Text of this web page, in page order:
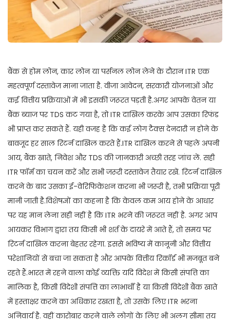
बैंक से होम लोन, कार लोन या पर्सनल लोन लेने के दौरान ITR एक
महत्वपूर्ण दस्तावेज माना जाता है. वीजा आवेदन, सरकारी योजनाओं और
कई वित्तीय प्रक्रियाओं में भी इसकी जरूरत पड़ती है.अगर आपके वेतन या
बैंक ब्याज पर TDS कट गया है, तो ITR दाखिल करके आप उसका रिफंड
भी प्राप्त कर सकते हैं. यही वजह है कि कई लोग टैक्स देनदारी न होने के
बावजूद हर साल रिटर्न दाखिल करते हैं.ITR दाखिल करने से पहले अपनी
आय, बैंक खाते, निवेश और TDS की जानकारी अच्छी तरह जांच लें. सही
ITR फॉर्म का चयन करें और सभी जरूरी दस्तावेज तैयार रखें. रिटर्न दाखिल
करने के बाद उसका ई-वेरिफिकेशन करना भी जरूरी है, तभी प्रक्रिया पूरी
मानी जाती है.विशेषज्ञों का कहना है कि केवल कम आय होने के आधार
पर यह मान लेना सही नहीं है कि ITR भरने की जरूरत नहीं है. अगर आप
आयकर विभाग द्वारा तय किसी भी शर्त के दायरे में आते हैं, तो समय पर
रिटर्न दाखिल करना बेहतर रहेगा. इससे भविष्य में कानूनी और वित्तीय
परेशानियों से बचा जा सकता है और आपके वित्तीय रिकॉर्ड भी मजबूत बने
रहते हैं.भारत में रहने वाला कोई व्यक्ति यदि विदेश में किसी संपत्ति का
मालिक है, किसी विदेशी संपत्ति का लाभार्थी है या किसी विदेशी बैंक खाते
में हस्ताक्षर करने का अधिकार रखता है, तो उसके लिए ITR भरना
अनिवार्य है. वहीं कारोबार करने वाले लोगों के लिए भी अलग सीमा तय